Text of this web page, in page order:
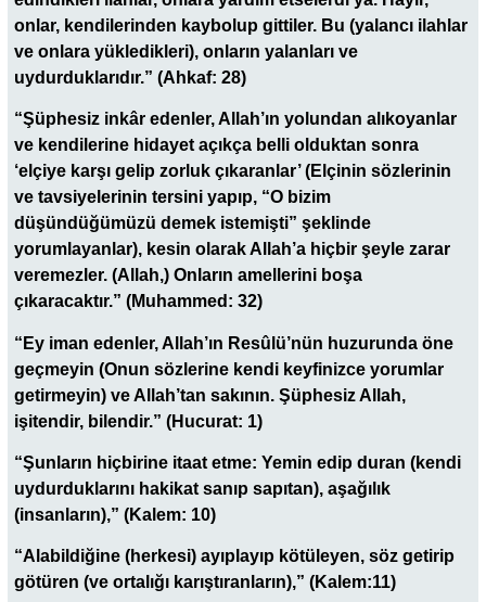
onlar, kendilerinden kaybolup gittiler. Bu (yalancı ilahlar
ve onlara yükledikleri), onların yalanları ve
uydurduklarıdır.” (Ahkaf: 28)
“Şüphesiz inkâr edenler, Allah’ın yolundan alıkoyanlar
ve kendilerine hidayet açıkça belli olduktan sonra
‘elçiye karşı gelip zorluk çıkaranlar’ (Elçinin sözlerinin
ve tavsiyelerinin tersini yapıp, “O bizim
düşündüğümüzü demek istemişti” şeklinde
yorumlayanlar), kesin olarak Allah’a hiçbir şeyle zarar
veremezler. (Allah,) Onların amellerini boşa
çıkaracaktır.” (Muhammed: 32)
“Ey iman edenler, Allah’ın Resûlü’nün huzurunda öne
geçmeyin (Onun sözlerine kendi keyfinizce yorumlar
getirmeyin) ve Allah’tan sakının. Şüphesiz Allah,
işitendir, bilendir.” (Hucurat: 1)
“Şunların hiçbirine itaat etme: Yemin edip duran (kendi
uydurduklarını hakikat sanıp sapıtan), aşağılık
(insanların),” (Kalem: 10)
“Alabildiğine (herkesi) ayıplayıp kötüleyen, söz getirip
götüren (ve ortalığı karıştıranların),” (Kalem:11)